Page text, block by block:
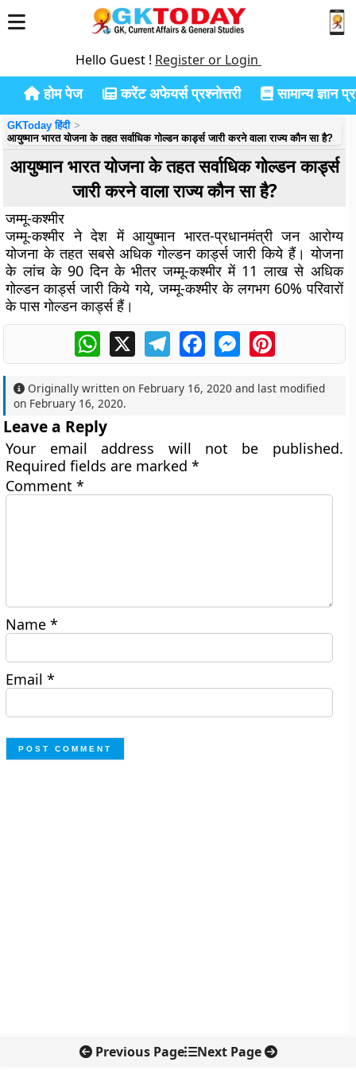
Hello Guest ! Register or Login
होम पेज करेंट अफेयर्स प्रश्नोत्तरी सामान्य ज्ञान
GKToday हिंदी
आयुष्मान भारत योजना के तहत सर्वाधिक गोल्डन कार्ड्स जारी करने वाला राज्य कौन सा है?
आयुष्मान भारत योजना के तहत सर्वाधिक गोल्डन कार्ड्स
जारी करने वाला राज्य कौन सा है?
जम्मू-कश्मीर
जम्मू-कश्मीर ने देश में आयुष्मान भारत-प्रधानमंत्री जन आरोग्य
योजना के तहत सबसे अधिक गोल्डन कार्ड्स जारी किये हैं। योजना
के लांच के 90 दिन के भीतर जम्मू-कश्मीर में 11 लाख से अधिक
गोल्डन कार्ड्स जारी किये गये, जम्मू-कश्मीर के लगभग 60% परिवारों
के पास गोल्डन कार्ड्स हैं।
WhatsApp
X TelegramFacebookMessengerPinterest
Originally written on February 16, 2020 and last modified
on February 16, 2020.
Leave a Reply
Your email address will not be published.
Required fields are marked*
Comment*
Name*
Email*
Previous Page Next Page